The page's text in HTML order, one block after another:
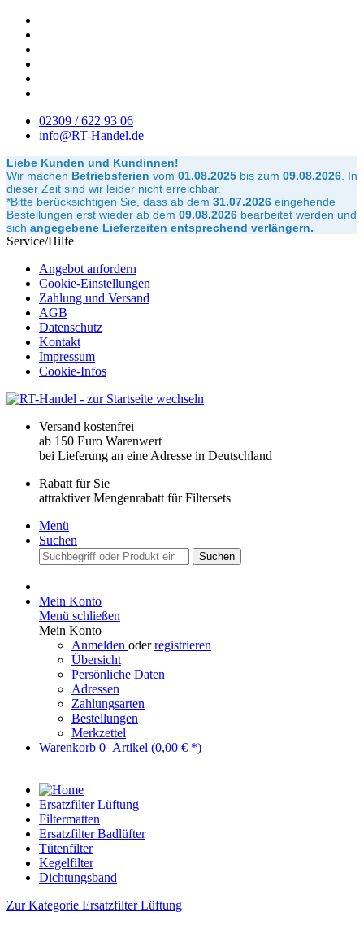
02309 / 622 93 06
info@RT-Handel.de
Liebe Kunden und Kundinnen!
Wir machen Betriebsferien vom 01.08.2025 bis zum 09.08.2026 In
dieser Zeit sind wir leider nicht erreichbar.
*Bitte berücksichtigen Sie, dass ab dem 31.07.2026 eingehende
Bestellungen erst wieder ab dem 09.08.2026 bearbeitet werden und
sich angegebene Lieferzeiten entsprechend verlängern.
Service/Hilfe
Angebot anfordern
Cookie-Einstellungen
Zahlung und Versand
AGB
Datenschutz
Kontakt
Impressum
Cookie-Infos
Versand kostenfrei
ab 150 Euro Warenwert
bei Lieferung an eine Adresse in Deutschland
Rabatt für Sie
attraktiver Mengenrabatt für Filtersets
Menü
Suchen
Suchen
Mein Konto
Menü schließen
Mein Konto
Anmelden oderregistrieren
Übersicht
Persönliche Daten
Adressen
Zahlungsarten
Bestellungen
Merkzettel
Warenkorb 0 Artikel (0,00 € *)
Ersatzfilter Lüftung
Filtermatten
Ersatzfilter Badlüfter
Tütenfilter
Kegelfilter
Dichtungsband
Zur Kategorie Ersatzfilter Lüftung